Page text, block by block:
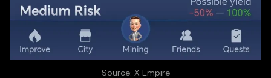
Source: X Empire